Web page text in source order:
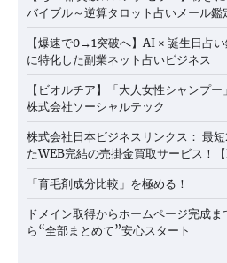
バイブル～逆算タロット占いメール鑑
【爆速で0→1突破へ】AI × 誕生日占
に特化した副業ネット占いビジネス
【ビオルチア】「大人女性シャンプ
株式会社ソーシャルテック
株式会社日本ビジネスリンクス： 最
たWEB完結の売掛金買取サービス！【
「育毛剤成分比較」を極める！
ドメイン取得からホームページ完成
ら“全部まとめて”安心スタート